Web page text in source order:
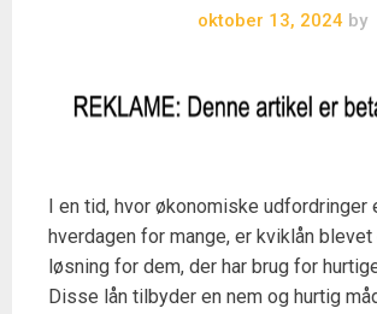
oktober 13, 2024 by
I en tid, hvor økonomiske udfordringer
hverdagen for mange, er kviklån
løsning for dem, der har brug for
Disse lån tilbyder en nem og hurtig